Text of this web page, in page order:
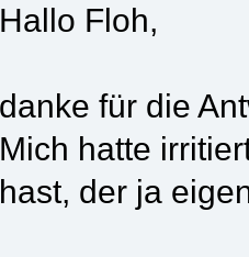
Hallo Floh,
danke für die
Mich hatte
hast, der ja